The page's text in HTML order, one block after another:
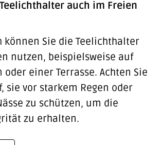
auch im Freien
können Sie die Teelichthalter
nutzen, beispielsweise auf
einer Terrasse. Achten Sie
sie vor starkem Regen oder
zu schützen, um die
zu erhalten.